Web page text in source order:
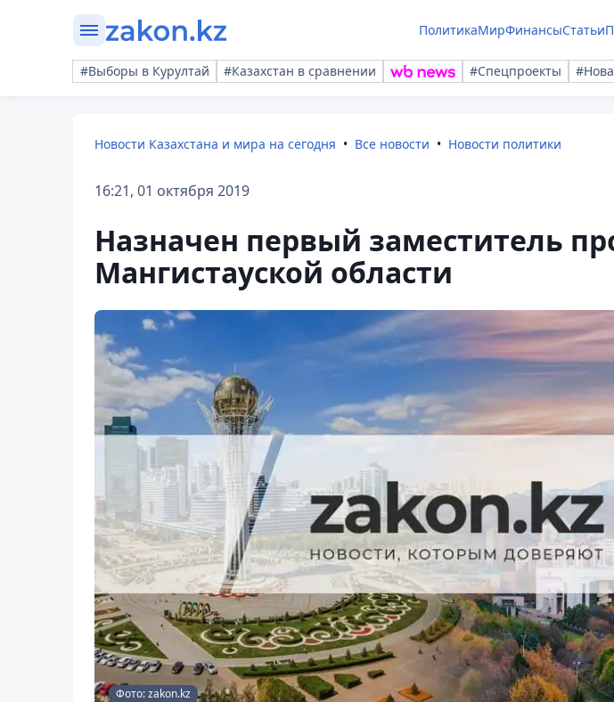
ПолитикаМирФинансыСтатьи
#Выборы в Курултай #Казахстан в сравнении #Спецпроекты
Новости Казахстана и мира на сегодня Все новости Новости политики
16:21, 01 октября 2019
Назначен первый заместитель
Мангистауской области
Фото: zakon.kz